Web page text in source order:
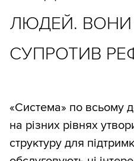
ЛЮДЕЙ. ВОНИ
СУПРОТИВ
«Система» по всьому
на різних рівнях
структуру для